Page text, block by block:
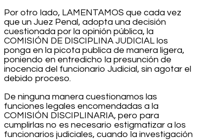
Por otro lado, LAMENTAMOS que cada vez
que un Juez Penal, adopta una decisión
cuestionada por la opinión pública, la
COMISIÓN DE DISCIPLINA JUDICIAL los
ponga en la picota publica de manera ligera,
poniendo en entredicho la presunción de
inocencia del funcionario Judicial, sin agotar el
debido proceso.
De ninguna manera cuestionamos las
funciones legales encomendadas a la
COMISIÓN DISCIPLINARIA, pero para
cumplirlas no es necesario estigmatizar a los
funcionarios judiciales, cuando la investigación